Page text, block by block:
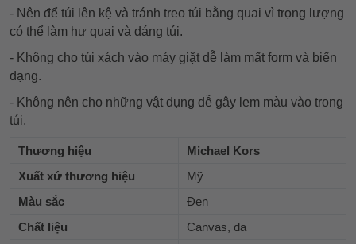
- Nên để túi lên kệ và tránh treo túi bằng quai vì trọng lượng
có thể làm hư quai và dáng túi.
- Không cho túi xách vào máy giặt dễ làm mất form và biến
dạng.
- Không nên cho những vật dụng dễ gây lem màu vào trong
túi.
Thương hiệu
Michael Kors
Xuất xứ thương hiệu
Mỹ
Màu sắc
Đen
Chất liệu
Canvas, da